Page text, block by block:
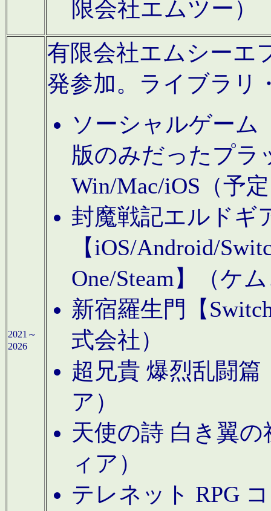
限会社エムツー）
2021～
2026
有限会社エムシーエ
発参加。ライブラリ
ソーシャルゲーム
版のみだったプラ
Win/Mac/iOS（予
封魔戦記エルドギ
【iOS/Android/
One/Steam】（ケ
新宿羅生門【
式会社）
超兄貴 爆烈乱闘篇
ア）
天使の詩 白き翼
ィア）
テレネット RPG